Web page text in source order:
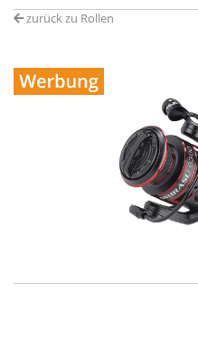
zurück zu Rollen